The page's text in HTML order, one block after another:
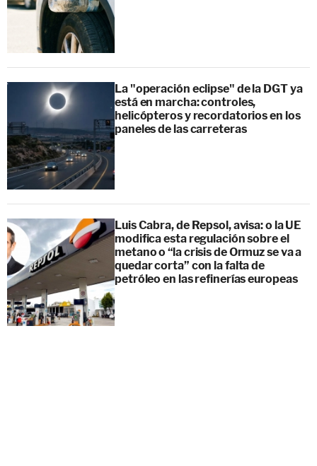
La "operación eclipse" de la DGT ya
está en marcha: controles,
helicópteros y recordatorios en los
paneles de las carreteras
Luis Cabra, de Repsol, avisa: o la UE
modifica esta regulación sobre el
metano o “la crisis de Ormuz se va a
quedar corta” con la falta de
petróleo en las refinerías europeas